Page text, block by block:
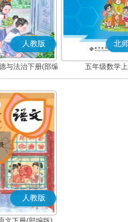
人教版
与法治下册(部编
版)
北
五年级数学
人教版